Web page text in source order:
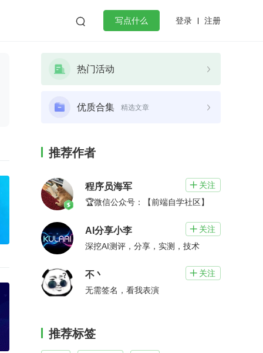
 写点什么 登录 注册
热门活动
优质合集 精选文章
推荐作者
程序员海军  关注
🏆微信公众号：【前端自学社区】
AI分享小李  关注
深挖AI测评，分享，实测，技术
不丶  关注
无需签名，看我表演
推荐标签